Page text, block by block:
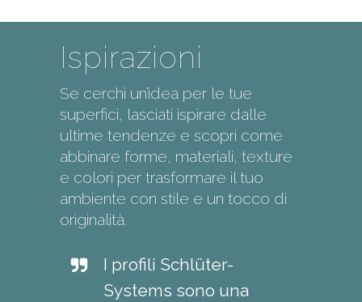
Ispirazioni
Se cerchi un’idea per le tue
superfici, lasciati ispirare dalle
ultime tendenze e scopri come
abbinare forme, materiali, texture
e colori per trasformare il tuo
ambiente con stile e un tocco di
originalità.
I profili Schlüter-
Systems sono una